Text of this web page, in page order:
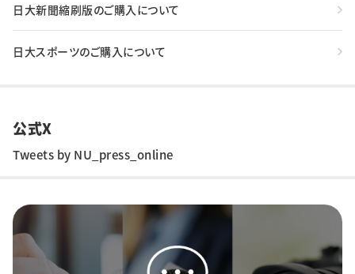
日大新聞縮刷版のご購入について
日大スポーツのご購入について
公式X
Tweets by NU_press_online